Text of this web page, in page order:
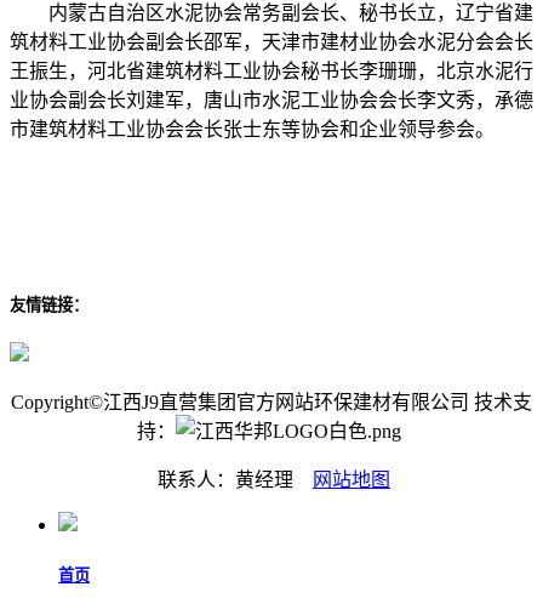
内蒙古自治区水泥协会常务副会长、秘书长立，辽宁省建
筑材料工业协会副会长邵军，天津市建材业协会水泥分会会长
王振生，河北省建筑材料工业协会秘书长李珊珊，北京水泥行
业协会副会长刘建军，唐山市水泥工业协会会长李文秀，承德
市建筑材料工业协会会长张士东等协会和企业领导参会。
友情链接：
Copyright©江西J9直营集团官方网站环保建材有限公司 技术支
持：
联系人：黄经理 网站地图
首页